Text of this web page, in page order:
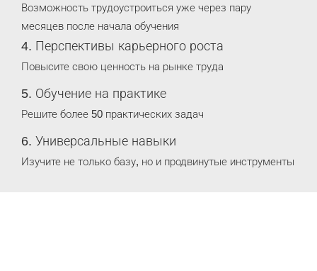
Возможность трудоустроиться уже через пару
месяцев после начала обучения
4. Перспективы карьерного роста
Повысите свою ценность на рынке труда
5. Обучение на практике
Решите более 50 практических задач
6. Универсальные навыки
Изучите не только базу, но и продвинутые инструменты